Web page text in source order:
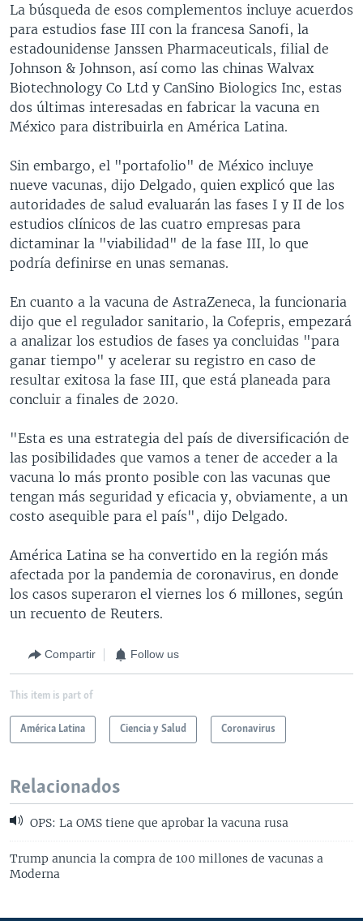
La búsqueda de esos complementos incluye acuerdos
para estudios fase III con la francesa Sanofi, la
estadounidense Janssen Pharmaceuticals, filial de
Johnson & Johnson, así como las chinas Walvax
Biotechnology Co Ltd y CanSino Biologics Inc, estas
dos últimas interesadas en fabricar la vacuna en
México para distribuirla en América Latina.
Sin embargo, el "portafolio" de México incluye
nueve vacunas, dijo Delgado, quien explicó que las
autoridades de salud evaluarán las fases I y II de los
estudios clínicos de las cuatro empresas para
dictaminar la "viabilidad" de la fase III, lo que
podría definirse en unas semanas.
En cuanto a la vacuna de AstraZeneca, la funcionaria
dijo que el regulador sanitario, la Cofepris, empezará
a analizar los estudios de fases ya concluidas "para
ganar tiempo" y acelerar su registro en caso de
resultar exitosa la fase III, que está planeada para
concluir a finales de 2020.
"Esta es una estrategia del país de diversificación de
las posibilidades que vamos a tener de acceder a la
vacuna lo más pronto posible con las vacunas que
tengan más seguridad y eficacia y, obviamente, a un
costo asequible para el país", dijo Delgado.
América Latina se ha convertido en la región más
afectada por la pandemia de coronavirus, en donde
los casos superaron el viernes los 6 millones, según
un recuento de Reuters.
Compartir Follow us
This item is part of
América Latina Ciencia y Salud Coronavirus
Relacionados
OPS: La OMS tiene que aprobar la vacuna rusa
Trump anuncia la compra de 100 millones de vacunas a
Moderna